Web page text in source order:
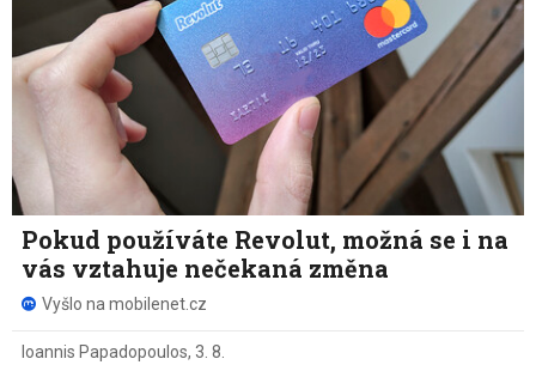
Pokud používáte Revolut, možná se i na
vás vztahuje nečekaná změna
Vyšlo na mobilenet.cz
Ioannis Papadopoulos, 3. 8.